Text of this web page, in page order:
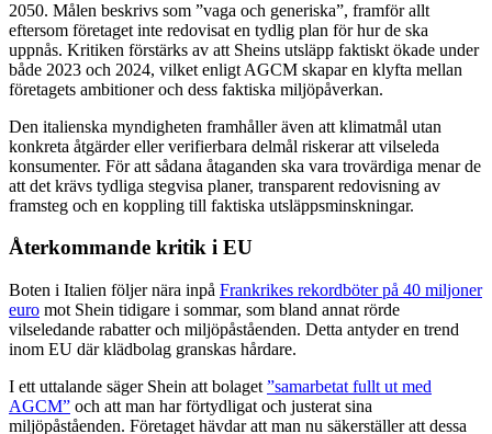
2050. Målen beskrivs som ”vaga och generiska”, framför allt
eftersom företaget inte redovisat en tydlig plan för hur de ska
uppnås. Kritiken förstärks av att Sheins utsläpp faktiskt ökade under
både 2023 och 2024, vilket enligt AGCM skapar en klyfta mellan
företagets ambitioner och dess faktiska miljöpåverkan.
Den italienska myndigheten framhåller även att klimatmål utan
konkreta åtgärder eller verifierbara delmål riskerar att vilseleda
konsumenter. För att sådana åtaganden ska vara trovärdiga menar de
att det krävs tydliga stegvisa planer, transparent redovisning av
framsteg och en koppling till faktiska utsläppsminskningar.
Återkommande kritik i EU
Boten i Italien följer nära inpå Frankrikes rekordböter på 40 miljoner
euro mot Shein tidigare i sommar, som bland annat rörde
vilseledande rabatter och miljöpåståenden. Detta antyder en trend
inom EU där klädbolag granskas hårdare.
I ett uttalande säger Shein att bolaget ”samarbetat fullt ut med
AGCM” och att man har förtydligat och justerat sina
miljöpåståenden. Företaget hävdar att man nu säkerställer att dessa